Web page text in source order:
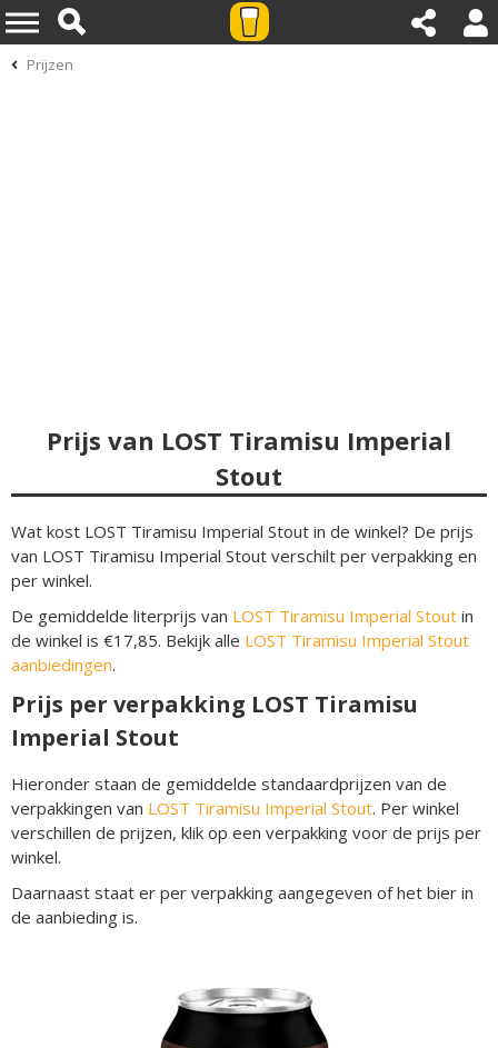
Prijzen
Prijs van LOST Tiramisu Imperial
Stout
Wat kost LOST Tiramisu Imperial Stout in de winkel? De prijs
van LOST Tiramisu Imperial Stout verschilt per verpakking en
per winkel.
De gemiddelde literprijs van LOST Tiramisu Imperial Stout in
de winkel is €17,85. Bekijk alle LOST Tiramisu Imperial Stout
aanbiedingen.
Prijs per verpakking LOST Tiramisu
Imperial Stout
Hieronder staan de gemiddelde standaardprijzen van de
verpakkingen van LOST Tiramisu Imperial Stout. Per winkel
verschillen de prijzen, klik op een verpakking voor de prijs per
winkel.
Daarnaast staat er per verpakking aangegeven of het bier in
de aanbieding is.